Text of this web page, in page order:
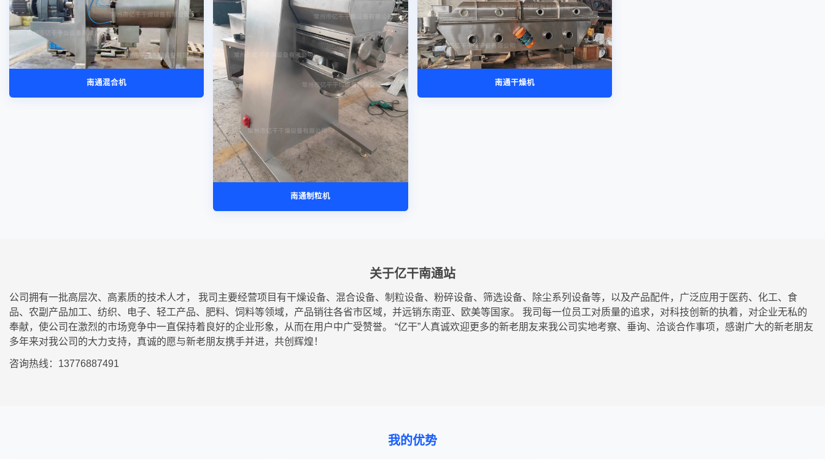
南通混合机
南通制粒机
南通干燥机
关于亿干南通站
公司拥有一批高层次、高素质的技术人才， 我司主要经营项目有干燥设备、混合设备、制粒设备、粉碎设备、筛选设备、除尘系列设备等，以及产品配件，广泛应用于医药、化工、食
品、农副产品加工、纺织、电子、轻工产品、肥料、饲料等领域，产品销往各省市区域，并远销东南亚、欧美等国家。 我司每一位员工对质量的追求，对科技创新的执着，对企业无私的
奉献，使公司在激烈的市场竞争中一直保持着良好的企业形象，从而在用户中广受赞誉。 “亿干”人真诚欢迎更多的新老朋友来我公司实地考察、垂询、洽谈合作事项，感谢广大的新老朋友
多年来对我公司的大力支持，真诚的愿与新老朋友携手并进，共创辉煌！
咨询热线：13776887491
我的优势